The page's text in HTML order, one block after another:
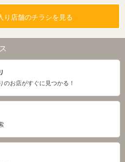
り店舗のチラシを見る
のお店がすぐに見つかる！